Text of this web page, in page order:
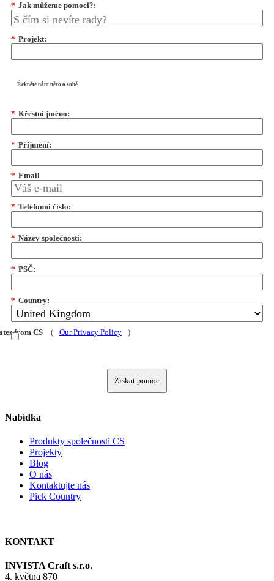
* Jak můžeme pomoci?:
* Projekt:
Řekněte nám něco o sobě
* Křestní jméno:
* Příjmení:
* Email
* Telefonní číslo:
* Název společnosti:
* PSČ:
* Country:
from CS ( Our Privacy Policy )
Získat pomoc
Nabídka
Produkty společnosti CS
Projekty
Blog
O nás
Kontaktujte nás
Pick Country
KONTAKT
INVISTA Craft s.r.o.
4. května 870